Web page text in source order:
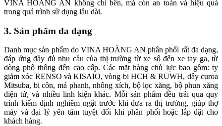
VINA HOÀNG AN không chỉ bền, mà còn an toàn và hiệu quả
trong quá trình sử dụng lâu dài.
3. Sản phẩm đa dạng
Danh mục sản phẩm do VINA HOÀNG AN phân phối rất đa dạng,
đáp ứng đầy đủ nhu cầu của thị trường từ xe số đến xe tay ga, từ
dòng phổ thông đến cao cấp. Các mặt hàng chủ lực bao gồm: ty
giảm xóc RENSO và KISAIO, vòng bi HCH & RUWH, dây curoa
Mitsuba, bi côn, má phanh, nhông xích, bộ lọc xăng, bộ phun xăng
điện tử, và nhiều linh kiện khác. Mỗi sản phẩm đều trải qua quy
trình kiểm định nghiêm ngặt trước khi đưa ra thị trường, giúp thợ
máy và đại lý yên tâm tuyệt đối khi phân phối hoặc lắp đặt cho
khách hàng.